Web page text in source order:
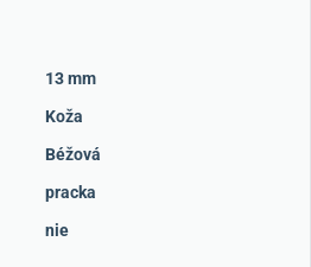
13 mm
Koža
Béžová
pracka
nie